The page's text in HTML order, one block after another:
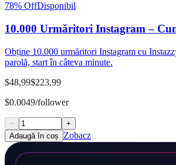
78% OffDisponibil
10.000 Urmăritori Instagram –
Obține 10.000 urmăritori Instagram cu
parolă, start în câteva minute.
$48,99$223,99
$0.0049/follower
−
+
Adaugă în coș
Zobacz